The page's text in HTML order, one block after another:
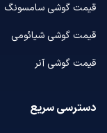
قیمت گوشی سامسونگ
قیمت گوشی شیائومی
قیمت گوشی آنر
دسترسی سریع